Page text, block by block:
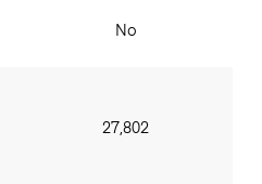
No
27,802